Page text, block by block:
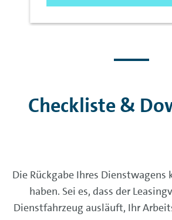
Checkliste &
Die Rückgabe Ihres Dienstwagens
haben. Sei es, dass der
Dienstfahrzeug ausläuft, Ihr